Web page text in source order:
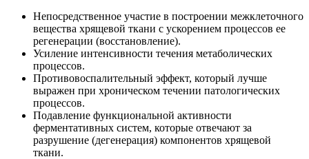
Непосредственное участие в построении межклеточного
вещества хрящевой ткани с ускорением процессов ее
регенерации (восстановление).
Усиление интенсивности течения метаболических
процессов.
Противовоспалительный эффект, который лучше
выражен при хроническом течении патологических
процессов.
Подавление функциональной активности
ферментативных систем, которые отвечают за
разрушение (дегенерация) компонентов хрящевой
ткани.